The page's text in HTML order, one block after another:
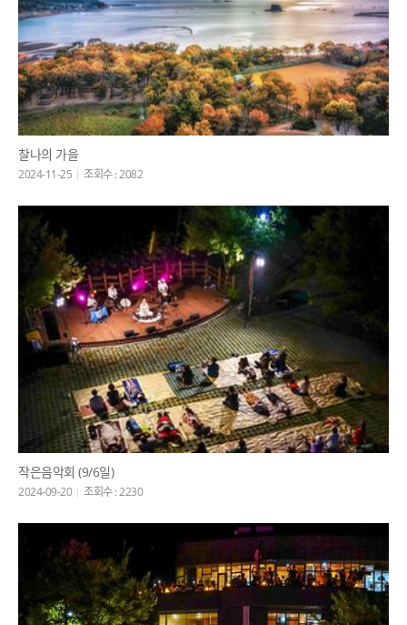
찰나의 가을
2024-11-25 조회수 : 2082
작은음악회 (9/6일)
2024-09-20 조회수 : 2230